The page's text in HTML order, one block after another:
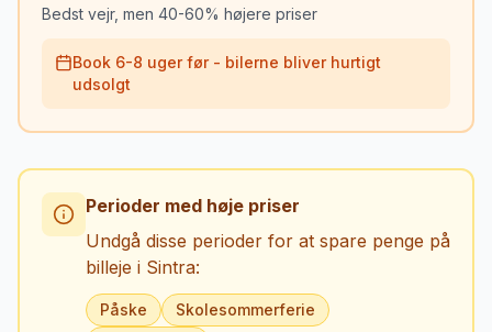
Bedst vejr, men 40-60% højere priser
Book 6-8 uger før - bilerne bliver hurtigt
udsolgt
Perioder med høje priser
Undgå disse perioder for at spare penge på
billeje i Sintra:
Påske
Skolesommerferie